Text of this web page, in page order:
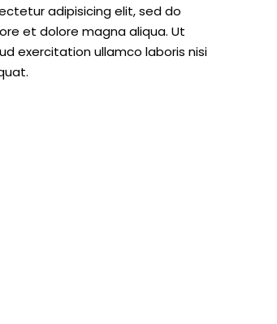
adipisicing elit, sed do
et dolore magna aliqua. Ut
exercitation ullamco laboris nisi